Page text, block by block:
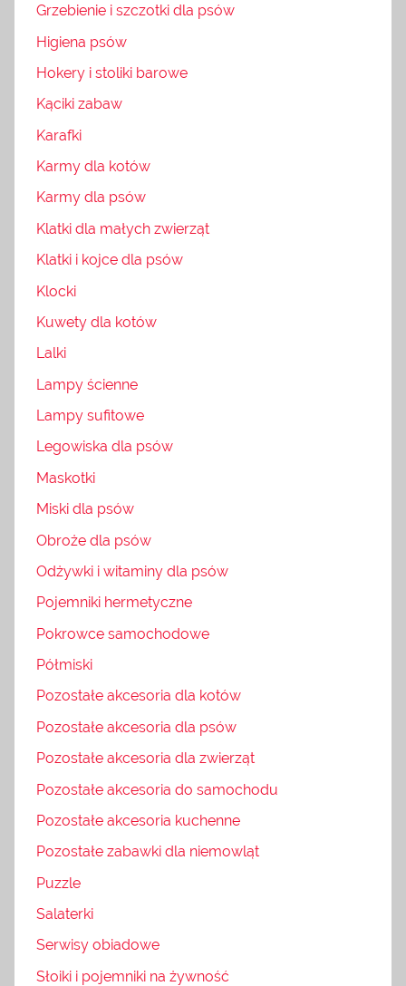
Grzebienie i szczotki dla psów
Higiena psów
Hokery i stoliki barowe
Kąciki zabaw
Karafki
Karmy dla kotów
Karmy dla psów
Klatki dla małych zwierząt
Klatki i kojce dla psów
Klocki
Kuwety dla kotów
Lalki
Lampy ścienne
Lampy sufitowe
Legowiska dla psów
Maskotki
Miski dla psów
Obroże dla psów
Odżywki i witaminy dla psów
Pojemniki hermetyczne
Pokrowce samochodowe
Półmiski
Pozostałe akcesoria dla kotów
Pozostałe akcesoria dla psów
Pozostałe akcesoria dla zwierząt
Pozostałe akcesoria do samochodu
Pozostałe akcesoria kuchenne
Pozostałe zabawki dla niemowląt
Puzzle
Salaterki
Serwisy obiadowe
Słoiki i pojemniki na żywność